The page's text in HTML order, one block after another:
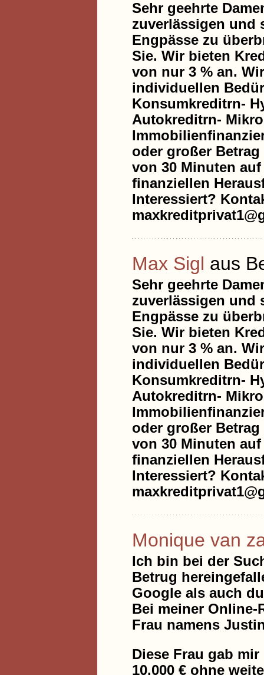
Sehr geehrte
zuverlässigen und
Engpässe zu
Sie. Wir bieten
von nur 3 % an.
individuellen
Konsumkreditrn-
Autokreditrn-
oder großer
von 30 Minuten
finanziellen
Interessiert?
Max Sigl aus
Sehr geehrte
zuverlässigen und
Engpässe zu
Sie. Wir bieten
von nur 3 % an.
individuellen
Konsumkreditrn-
Autokreditrn-
oder großer
von 30 Minuten
finanziellen
Interessiert?
Monique van
Ich bin bei der
Betrug
Google als auch
Bei meiner Online-
Frau namens
Diese Frau gab
10.000 € ohne